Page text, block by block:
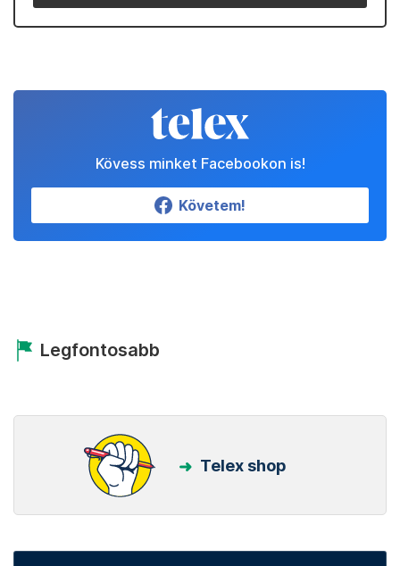
Kövess minket Facebookon is!
Követem!
Legfontosabb
Telex shop